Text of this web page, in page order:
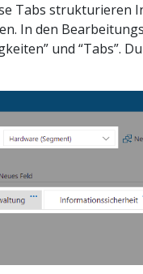
Tabs strukturieren
In den
und “Tabs”.